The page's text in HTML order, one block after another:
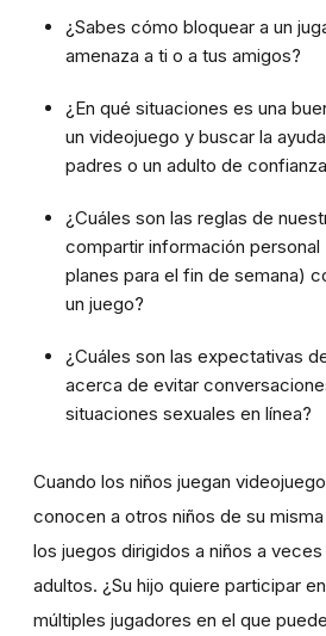
¿Sabes cómo bloquear a un
amenaza a ti o a tus amigos?
¿En qué situaciones es una
un videojuego y buscar la
padres o un adulto de
¿Cuáles son las reglas de
compartir información
planes para el fin de semana)
un juego?
¿Cuáles son las expectativas
acerca de evitar
situaciones sexuales en línea?
Cuando los niños juegan
conocen a otros niños de su
los juegos dirigidos a niños a
adultos. ¿Su hijo quiere participar
múltiples jugadores en el que